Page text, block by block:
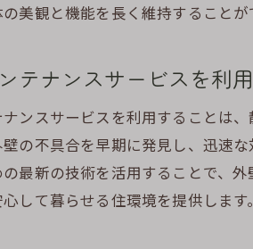
外
美観と機能を長く維持することが
テナンスサービスを利
ンスサービスを利用することは
の不具合を早期に発見し、迅速
最新の技術を活用することで、
して暮らせる住環境を提供しま